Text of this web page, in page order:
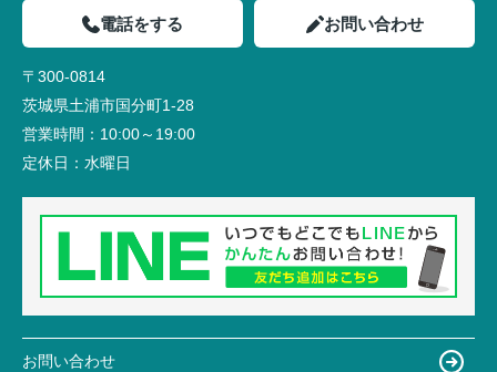
電話をする お問い合わせ
〒300-0814
茨城県土浦市国分町1-28
営業時間： 10:00～19:00
定休日： 水曜日
お問い合わせ